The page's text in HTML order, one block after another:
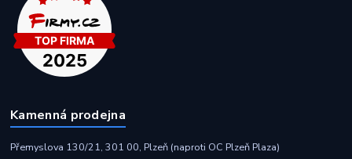
Kamenná prodejna
Přemyslova 130/21, 301 00, Plzeň (naproti OC Plzeň Plaza)